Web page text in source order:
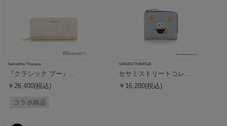
Samantha Thavasa
『クラシック プー』...
￥26,400(税込)
コラボ商品
SAMANTHAVEGA
セサミストリートコレ...
￥16,280(税込)